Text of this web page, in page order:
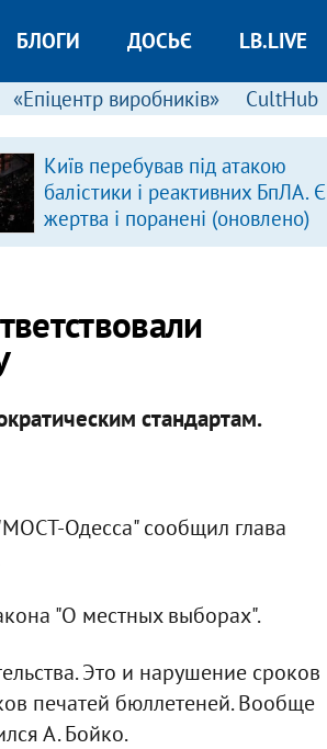
БЛОГИ ДОСЬЄ LB.LIVE
«Епіцентр виробників» CultHub
Київ перебував під атакою
балістики і реактивних БпЛА. Є
жертва і поранені (оновлено)
стандартам.
Одесса" сообщил глава
"О местных выборах".
Это и нарушение сроков
печатей бюллетеней. Вообще
А. Бойко.